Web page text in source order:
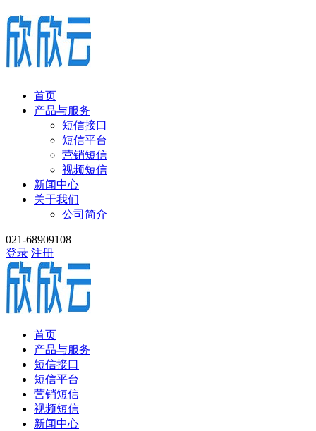
首页
产品与服务
短信接口
短信平台
营销短信
视频短信
新闻中心
关于我们
公司简介
021-68909108
登录 注册
首页
产品与服务
短信接口
短信平台
营销短信
视频短信
新闻中心